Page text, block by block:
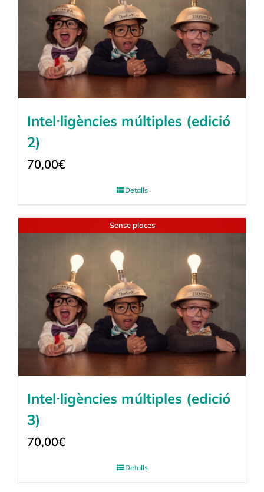
Intel·ligències múltiples (edició
2)
70,00€
Detalls
Sense places
Intel·ligències múltiples (edició
3)
70,00€
Detalls